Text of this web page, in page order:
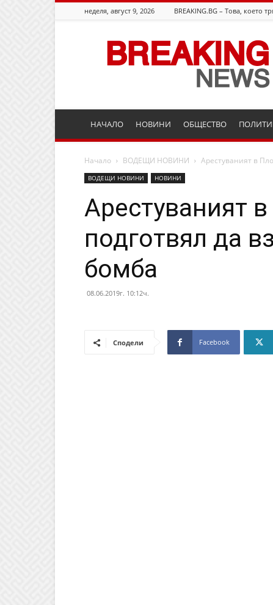
неделя, август 9, 2026 BREAKING.BG – Това, което
Breaking.bg
НАЧАЛО НОВИНИ ОБЩЕСТВО
Начало ВОДЕЩИ НОВИНИ Арестуваният в
ВОДЕЩИ НОВИНИ НОВИНИ
Арестуваният
подготвял да
бомба
08.06.2019г. 10:12ч.
Сподели Facebook